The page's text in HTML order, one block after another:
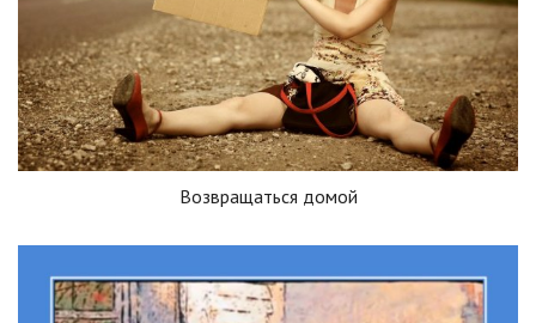
Возвращаться домой